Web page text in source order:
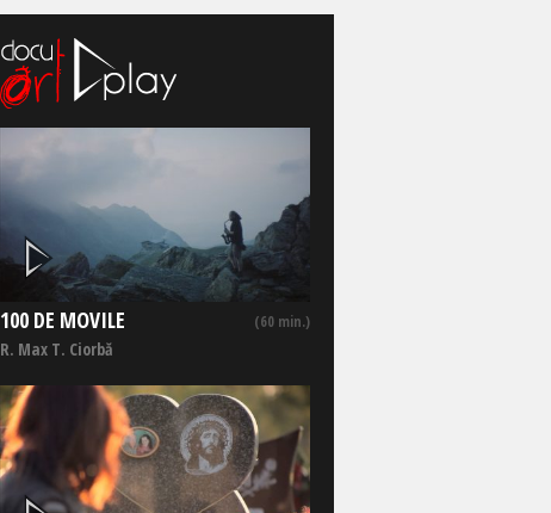
100 DE MOVILE (60 min.)
R. Max T. Ciorbă